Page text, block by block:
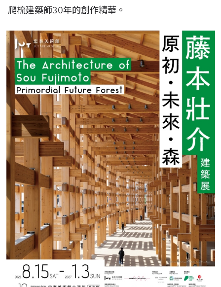
爬梳建築師30年的創作精華。